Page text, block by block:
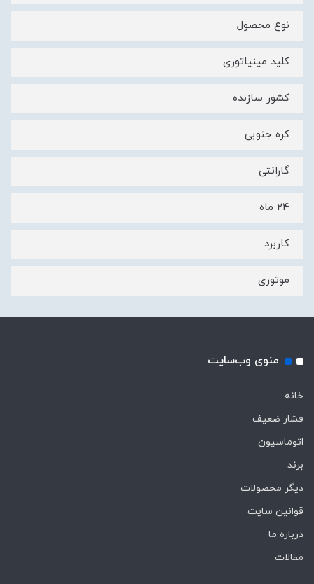
نوع محصول
کلید مینیاتوری
کشور سازنده
کره جنوبی
گارانتی
24 ماه
کاربرد
موتوری
منوی وب‌سایت
خانه
فشار ضعیف
اتوماسیون
برند
دیگر محصولات
قوانین سایت
درباره ما
مقالات